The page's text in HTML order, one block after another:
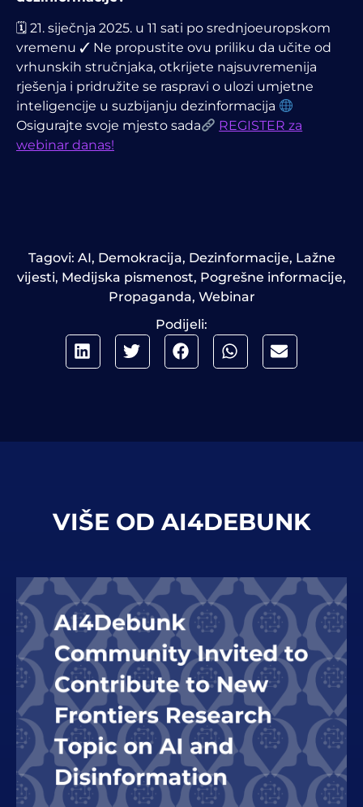
🗓 21. siječnja 2025. u 11 sati po srednjoeuropskom
vremenu ✓ Ne propustite ovu priliku da učite od
vrhunskih stručnjaka, otkrijete najsuvremenija
rješenja i pridružite se raspravi o ulozi umjetne
inteligencije u suzbijanju dezinformacija
Osigurajte svoje mjesto sada
REGISTER za
webinar danas!
Tagovi: AI, Demokracija, Dezinformacije, Lažne
vijesti, Medijska pismenost, Pogrešne informacije,
Propaganda, Webinar
Podijeli:
VIŠE OD AI4DEBUNK